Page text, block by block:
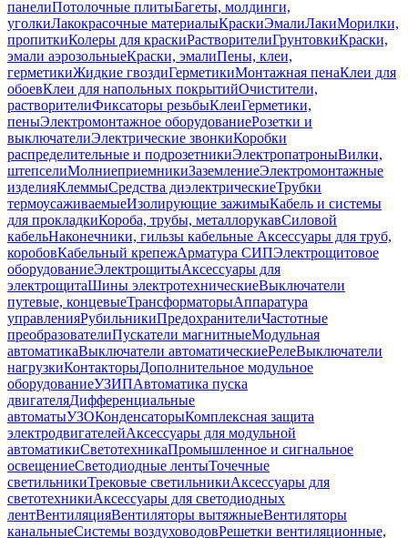
панелиПотолочные плитыБагеты, молдинги,
уголкиЛакокрасочные материалыКраскиЭмалиЛакиМорилки,
пропиткиКолеры для краскиРастворителиГрунтовкиКраски,
эмали аэрозольныеКраски, эмалиПены, клеи,
герметикиЖидкие гвоздиГерметикиМонтажная пенаКлеи для
обоевКлеи для напольных покрытийОчистители,
растворителиФиксаторы резьбыКлеиГерметики,
пеныЭлектромонтажное оборудованиеРозетки и
выключателиЭлектрические звонкиКоробки
распределительные и подрозетникиЭлектропатроныВилки,
штепселиМолниеприемникиЗаземлениеЭлектромонтажные
изделияКлеммыСредства диэлектрическиеТрубки
термоусаживаемыеИзолирующие зажимыКабель и системы
для прокладкиКороба, трубы, металлорукавСиловой
кабельНаконечники, гильзы кабельные Аксессуары для труб,
коробовКабельный крепежАрматура СИПЭлектрощитовое
оборудованиеЭлектрощитыАксессуары для
электрощитаШины электротехническиеВыключатели
путевые, концевыеТрансформаторыАппаратура
управленияРубильникиПредохранителиЧастотные
преобразователиПускатели магнитныеМодульная
автоматикаВыключатели автоматическиеРелеВыключатели
нагрузкиКонтакторыДополнительное модульное
оборудованиеУЗИПАвтоматика пуска
двигателяДифференциальные
автоматыУЗОКонденсаторыКомплексная защита
электродвигателейАксессуары для модульной
автоматикиСветотехникаПромышленное и сигнальное
освещениеСветодиодные лентыТочечные
светильникиТрековые светильникиАксессуары для
светотехникиАксессуары для светодиодных
лентВентиляцияВентиляторы вытяжныеВентиляторы
канальныеСистемы воздуховодовРешетки вентиляционные,